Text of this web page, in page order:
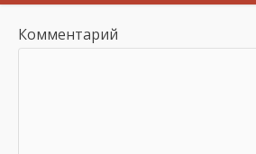
Комментарий